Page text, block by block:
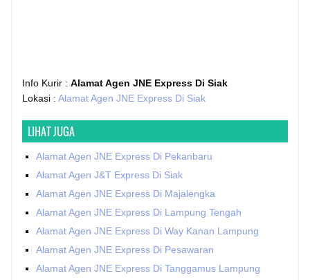
Info Kurir : Alamat Agen JNE Express Di Siak
Lokasi : Alamat Agen JNE Express Di Siak
LIHAT JUGA
Alamat Agen JNE Express Di Pekanbaru
Alamat Agen J&T Express Di Siak
Alamat Agen JNE Express Di Majalengka
Alamat Agen JNE Express Di Lampung Tengah
Alamat Agen JNE Express Di Way Kanan Lampung
Alamat Agen JNE Express Di Pesawaran
Alamat Agen JNE Express Di Tanggamus Lampung